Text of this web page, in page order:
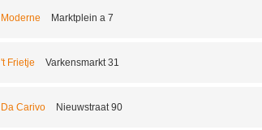
Moderne Marktplein a 7
't Frietje Varkensmarkt 31
Da Carivo Nieuwstraat 90